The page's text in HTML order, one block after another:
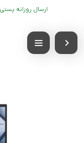
ارسال روزانه پستی